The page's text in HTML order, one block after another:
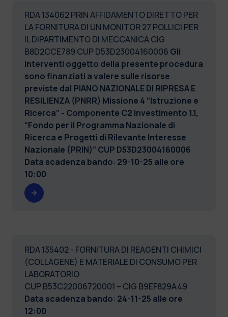
RDA 134062 PRIN AFFIDAMENTO DIRETTO PER
LA FORNITURA DI UN MONITOR 27 POLLICI PER
IL DIPARTIMENTO DI MECCANICA CIG
B8D2CCE789 CUP D53D23004160006 Gli
interventi oggetto della presente procedura
sono finanziati a valere sulle risorse
previste dal PIANO NAZIONALE DI RIPRESA E
RESILIENZA (PNRR) Missione 4 “Istruzione e
Ricerca” - Componente C2 Investimento 1.1,
“Fondo per il Programma Nazionale di
Ricerca e Progetti di Rilevante Interesse
Nazionale (PRIN)” CUP D53D23004160006
Data scadenza bando: 29-10-25 alle ore
10:00
RDA 135402 - FORNITURA DI REAGENTI CHIMICI
(COLLAGENE) E MATERIALE DI CONSUMO PER
LABORATORIO
CUP B53C22006720001 – CIG B9EF829A49
Data scadenza bando: 24-11-25 alle ore
12:00